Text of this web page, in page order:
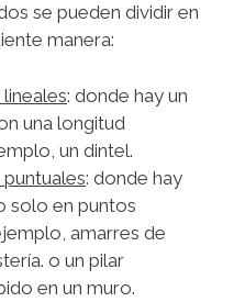
se pueden dividir en
manera:
: donde hay un
una longitud
un dintel.
: donde hay
solo en puntos
amarres de
o un pilar
en un muro.